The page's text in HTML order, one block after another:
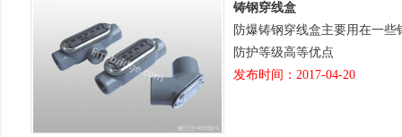
铸钢穿线盒
防爆铸钢穿线盒主要用在一些
防护等级高等优点
发布时间：2017-04-20